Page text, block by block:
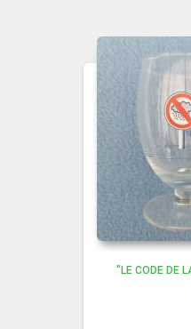
"LE CODE DE